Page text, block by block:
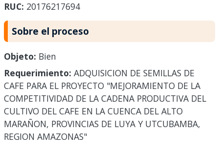
RUC: 20176217694
Sobre el proceso
Objeto: Bien
Requerimiento: ADQUISICION DE SEMILLAS DE
CAFE PARA EL PROYECTO "MEJORAMIENTO DE LA
COMPETITIVIDAD DE LA CADENA PRODUCTIVA DEL
CULTIVO DEL CAFE EN LA CUENCA DEL ALTO
MARAÑON, PROVINCIAS DE LUYA Y UTCUBAMBA,
REGION AMAZONAS"